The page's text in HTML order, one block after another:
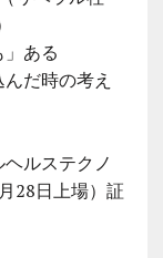
ある
だ時の考え
ルステクノ
28日上場）証